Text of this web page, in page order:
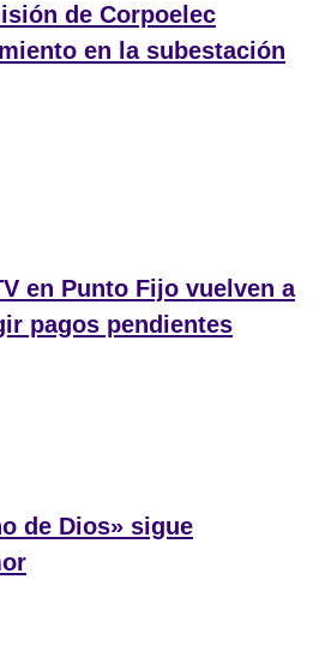
de Corpoelec
en la subestación
en Punto Fijo vuelven a
pagos pendientes
de Dios» sigue